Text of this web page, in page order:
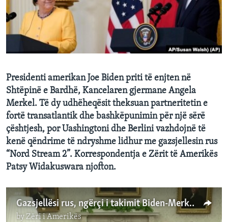
INTERVISTA
DITARI
Presidenti amerikan Joe Biden priti të enjten në
Shtëpinë e Bardhë, Kancelaren gjermane Angela
Merkel. Të dy udhëheqësit theksuan partneritetin e
fortë transatlantik dhe bashkëpunimin për një sërë
çështjesh, por Uashingtoni dhe Berlini vazhdojnë të
kenë qëndrime të ndryshme lidhur me gazsjellesin rus
“Nord Stream 2”. Korrespondentja e Zërit të Amerikës
Patsy Widakuswara njofton.
Gazsjellësi rus, ngërçi i takimit Biden-Merkel
byZëri i Amerikës